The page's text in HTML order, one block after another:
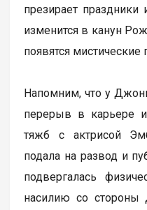
презирает
изменится в канун
появятся мистические
Напомним, что у
перерыв в карьере
тяжб с актрисой
подала на развод и
подвергалась
насилию со стороны